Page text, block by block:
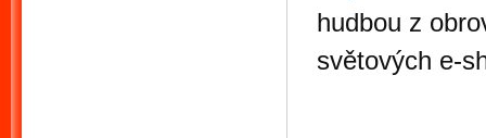
hudbou z
světových e-